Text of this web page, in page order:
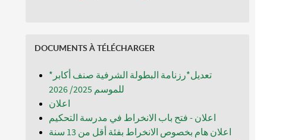
DOCUMENTS À TÉLÉCHARGER
*تعديل*رزنامة البطولة الشرفية صنف أكابر
للموسم 2025/ 2026
اعلان
اعلان - فتح باب الانخراط في مدرسة التحكيم
اعلان هام بخصوص الانخراط بفئة أقل من 13 سنة